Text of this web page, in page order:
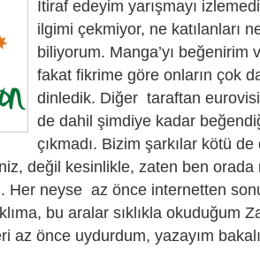
İtiraf edeyim yarışmayı
ilgimi çekmiyor, ne katılanları
biliyorum. Manga’yı beğenirim
fakat fikrime göre onların çok
dinledik. Diğer taraftan
de dahil şimdiye kadar
çıkmadı. Bizim şarkılar kötü
değil kesinlikle, zaten ben
Her neyse az önce internetten
bu aralar sıklıkla okuduğum
az önce uydurdum, yazayım